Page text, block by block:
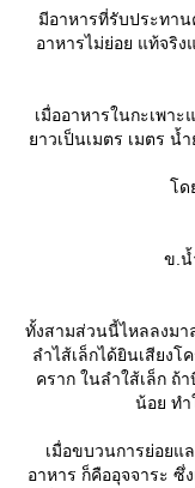
มีอาหารที่รับประทาน
อาหารไม่ย่อย แท้จริง
เมื่ออาหารในกะเพา
าวเป็นเมตร เมตร น้
ดย
ข.น้
ทั้งสามส่วนนี้ไหลลงมา
ลำไส้เล็กได้ยินเสียงโ
คราก ในลำใส้เล็ก ถ้
น้อย ทำ
เมื่อขบวนการย่อยแ
อาหาร ก็คืออุจจาระ ซึ่